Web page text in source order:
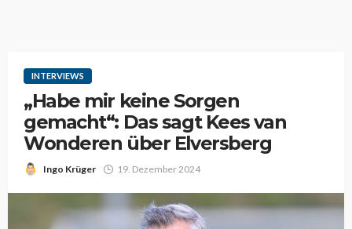
INTERVIEWS
„Habe mir keine Sorgen
gemacht“: Das sagt Kees van
Wonderen über Elversberg
Ingo Krüger 19. Dezember 2024